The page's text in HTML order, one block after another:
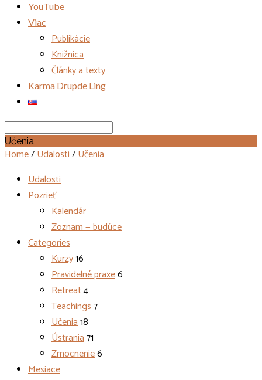
YouTube
Viac
Publikácie
Knižnica
Články a texty
Karma Drupde Ling
Search
Učenia
Home/Udalosti/Učenia
Udalosti
Pozrieť
Kalendár
Zoznam — budúce
Categories
Kurzy16
Pravidelné praxe6
Retreat4
Teachings7
Učenia18
Ústrania71
Zmocnenie6
Mesiace